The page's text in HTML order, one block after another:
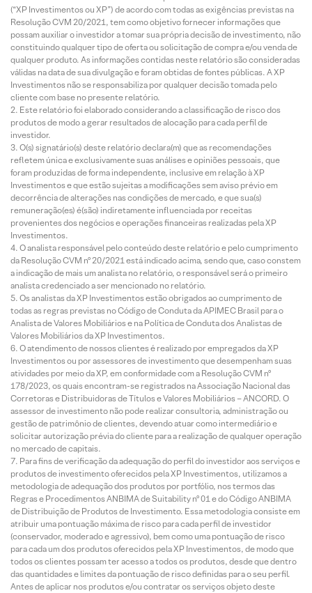
(“XP Investimentos ou XP”) de acordo com todas as exigências previstas na
Resolução CVM 20/2021, tem como objetivo fornecer informações que
possam auxiliar o investidor a tomar sua própria decisão de investimento, não
constituindo qualquer tipo de oferta ou solicitação de compra e/ou venda de
qualquer produto. As informações contidas neste relatório são consideradas
válidas na data de sua divulgação e foram obtidas de fontes públicas. A XP
Investimentos não se responsabiliza por qualquer decisão tomada pelo
cliente com base no presente relatório.
Este relatório foi elaborado considerando a classificação de risco dos
produtos de modo a gerar resultados de alocação para cada perfil de
investidor.
O(s) signatário(s) deste relatório declara(m) que as recomendações
refletem única e exclusivamente suas análises e opiniões pessoais, que
foram produzidas de forma independente, inclusive em relação à XP
Investimentos e que estão sujeitas a modificações sem aviso prévio em
decorrência de alterações nas condições de mercado, e que sua(s)
remuneração(es) é(são) indiretamente influenciada por receitas
provenientes dos negócios e operações financeiras realizadas pela XP
Investimentos.
O analista responsável pelo conteúdo deste relatório e pelo cumprimento
da Resolução CVM nº 20/2021 está indicado acima, sendo que, caso constem
a indicação de mais um analista no relatório, o responsável será o primeiro
analista credenciado a ser mencionado no relatório.
Os analistas da XP Investimentos estão obrigados ao cumprimento de
todas as regras previstas no Código de Conduta da APIMEC Brasil para o
Analista de Valores Mobiliários e na Política de Conduta dos Analistas de
Valores Mobiliários da XP Investimentos.
O atendimento de nossos clientes é realizado por empregados da XP
Investimentos ou por assessores de investimento que desempenham suas
atividades por meio da XP, em conformidade com a Resolução CVM nº
178/2023, os quais encontram-se registrados na Associação Nacional das
Corretoras e Distribuidoras de Títulos e Valores Mobiliários – ANCORD. O
assessor de investimento não pode realizar consultoria, administração ou
gestão de patrimônio de clientes, devendo atuar como intermediário e
solicitar autorização prévia do cliente para a realização de qualquer operação
no mercado de capitais.
Para fins de verificação da adequação do perfil do investidor aos serviços e
produtos de investimento oferecidos pela XP Investimentos, utilizamos a
metodologia de adequação dos produtos por portfólio, nos termos das
Regras e Procedimentos ANBIMA de Suitability nº 01 e do Código ANBIMA
de Distribuição de Produtos de Investimento. Essa metodologia consiste em
atribuir uma pontuação máxima de risco para cada perfil de investidor
(conservador, moderado e agressivo), bem como uma pontuação de risco
para cada um dos produtos oferecidos pela XP Investimentos, de modo que
todos os clientes possam ter acesso a todos os produtos, desde que dentro
das quantidades e limites da pontuação de risco definidas para o seu perfil.
Antes de aplicar nos produtos e/ou contratar os serviços objeto deste